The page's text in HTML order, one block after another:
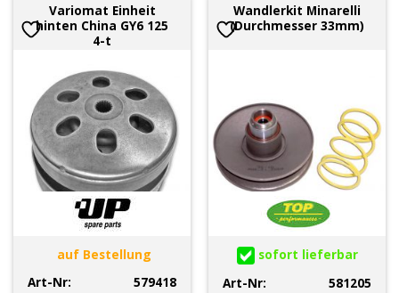
Variomat Einheit
hinten China GY6 125
4-t
auf Bestellung
Art-Nr:
579418
Wandlerkit Minarelli
(Durchmesser 33mm)
sofort lieferbar
Art-Nr:
581205